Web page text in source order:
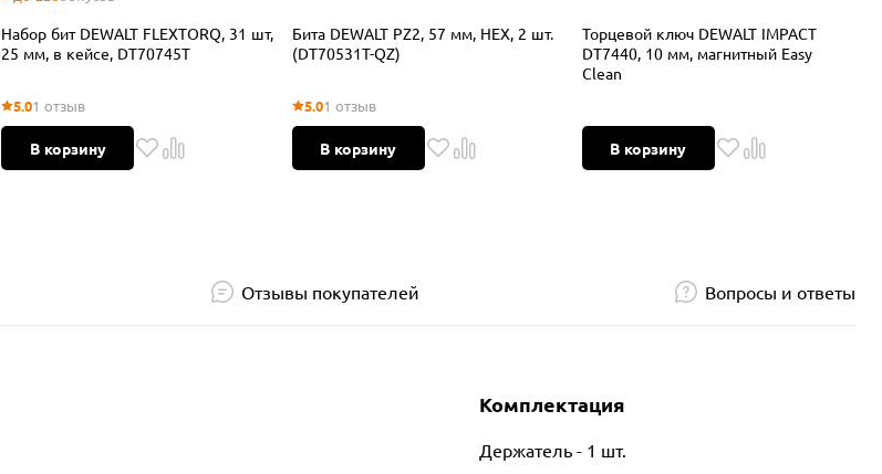
Набор бит DEWALT FLEXTORQ, 31 шт,
25 мм, в кейсе, DT70745T
5.01 отзыв
В корзину
Бита DEWALT PZ2, 57 мм, HEX, 2 шт.
(DT70531T-QZ)
5.01 отзыв
В корзину
Торцевой ключ DEWALT IMPACT
DT7440, 10 мм, магнитный Easy
Clean
В корзину
Отзывы покупателей Вопросы и ответы
Комплектация
Держатель - 1 шт.